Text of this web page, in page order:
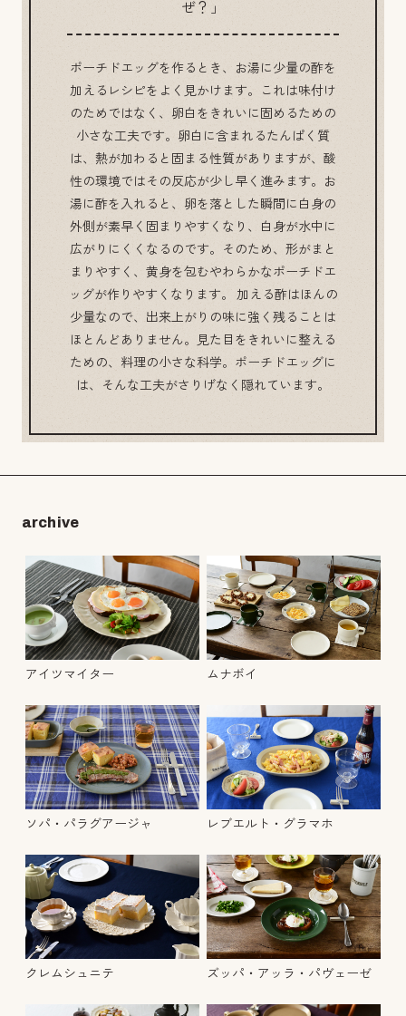
ぜ？」
ポーチドエッグを作るとき、お湯に少量の酢を
加えるレシピをよく見かけます。これは味付け
のためではなく、卵白をきれいに固めるための
小さな工夫です。卵白に含まれるたんぱく質
は、熱が加わると固まる性質がありますが、酸
性の環境ではその反応が少し早く進みます。お
湯に酢を入れると、卵を落とした瞬間に白身の
外側が素早く固まりやすくなり、白身が水中に
広がりにくくなるのです。そのため、形がまと
まりやすく、黄身を包むやわらかなポーチドエ
ッグが作りやすくなります。 加える酢はほんの
少量なので、出来上がりの味に強く残ることは
ほとんどありません。見た目をきれいに整える
ための、料理の小さな科学。ポーチドエッグに
は、そんな工夫がさりげなく隠れています。
archive
アイツマイター ムナボイ
ソパ・パラグアージャ レブエルト・グラマホ
クレムシュニテ ズッパ・アッラ・パヴェーゼ